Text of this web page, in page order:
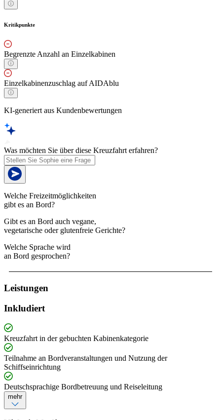
Kritikpunkte
Begrenzte Anzahl an Einzelkabinen
Einzelkabinenzuschlag auf AIDAblu
KI-generiert aus Kundenbewertungen
Was möchten Sie über diese Kreuzfahrt erfahren?
Welche Freizeitmöglichkeiten
gibt es an Bord?
Gibt es an Bord auch vegane,
vegetarische oder glutenfreie Gerichte?
Welche Sprache wird
an Bord gesprochen?
Leistungen
Inkludiert
Kreuzfahrt in der gebuchten Kabinenkategorie
Teilnahme an Bordveranstaltungen und Nutzung der
Schiffseinrichtung
Deutschsprachige Bordbetreuung und Reiseleitung
mehr